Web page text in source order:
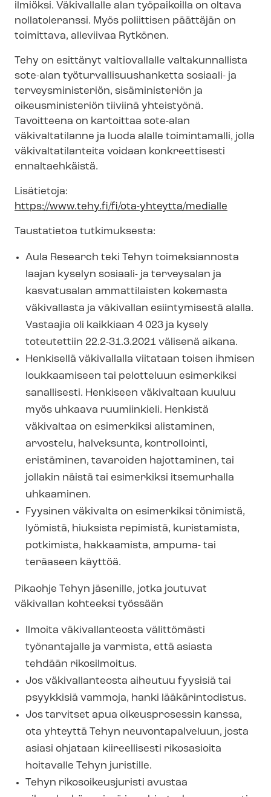
ilmiöksi. Väkivallalle alan työpaikoilla on oltava
nollatoleranssi. Myös poliittisen päättäjän on
toimittava, alleviivaa Rytkönen.
Tehy on esittänyt valtiovallalle valtakunnallista
sote-alan työ­tur­val­li­suus­han­ket­ta sosiaali- ja
ter­veys­mi­nis­te­riön, sisäministeriön ja
oikeusministeriön tiiviinä yhteistyönä.
Tavoitteena on kartoittaa sote-alan
väkivaltatilanne ja luoda alalle toimintamalli, jolla
vä­ki­val­ta­ti­lan­tei­ta voidaan konkreettisesti
ennaltaehkäistä.
Lisätietoja:
https://www.tehy.fi/fi/ota-yhteytta/medialle
Taustatietoa tutkimuksesta:
Aula Research teki Tehyn toimeksiannosta
laajan kyselyn sosiaali- ja terveysalan ja
kasvatusalan ammattilaisten kokemasta
väkivallasta ja väkivallan esiintymisestä alalla.
Vastaajia oli kaikkiaan 4 023 ja kysely
toteutettiin 22.2-31.3.2021 välisenä aikana.
Henkisellä väkivallalla viitataan toisen ihmisen
loukkaamiseen tai pelotteluun esimerkiksi
sanallisesti. Henkiseen väkivaltaan kuuluu
myös uhkaava ruumiinkieli. Henkistä
väkivaltaa on esimerkiksi alistaminen,
arvostelu, halveksunta, kontrollointi,
eristäminen, tavaroiden hajottaminen, tai
jollakin näistä tai esimerkiksi itsemurhalla
uhkaaminen.
Fyysinen väkivalta on esimerkiksi tönimistä,
lyömistä, hiuksista repimistä, kuristamista,
potkimista, hakkaamista, ampuma- tai
teräaseen käyttöä.
Pikaohje Tehyn jäsenille, jotka joutuvat
väkivallan kohteeksi työssään
Ilmoita väkivallanteosta välittömästi
työnantajalle ja varmista, että asiasta
tehdään rikosilmoitus.
Jos väkivallanteosta aiheutuu fyysisiä tai
psyykkisiä vammoja, hanki lääkärintodistus.
Jos tarvitset apua oikeusprosessin kanssa,
ota yhteyttä Tehyn neuvontapalveluun, josta
asiasi ohjataan kiireellisesti rikosasioita
hoitavalle Tehyn juristille.
Tehyn ri­ko­soi­keus­ju­ris­ti avustaa